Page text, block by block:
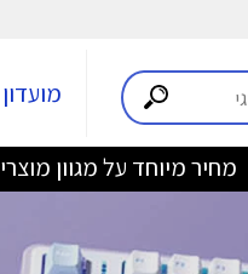
מועדון My Bug
מחיר מיוחד על מגוון מוצרי PETKIT לחברי מועדון >>